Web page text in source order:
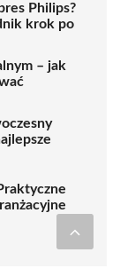
Philips?
krok po
– jak